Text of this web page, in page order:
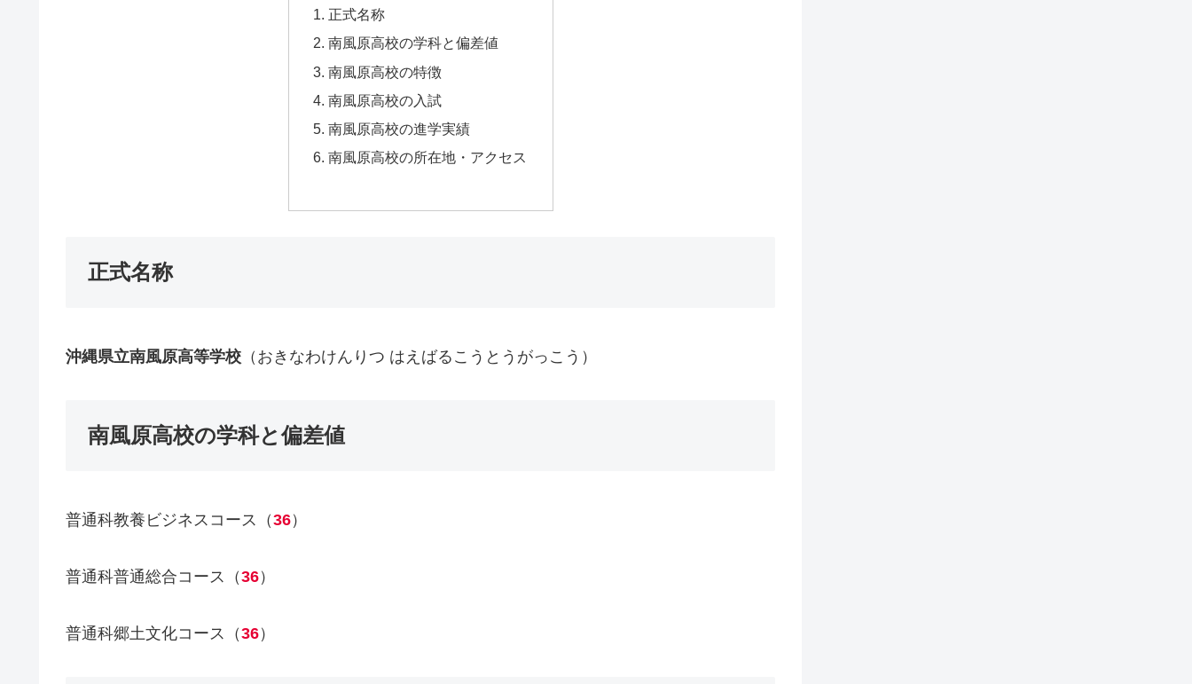
正式名称
南風原高校の学科と偏差値
南風原高校の特徴
南風原高校の入試
南風原高校の進学実績
南風原高校の所在地・アクセス
正式名称
沖縄県立南風原高等学校 （おきなわけんりつ はえばるこうとうがっこう）
南風原高校の学科と偏差値
普通科教養ビジネスコース（36）
普通科普通総合コース（36）
普通科郷土文化コース（36）